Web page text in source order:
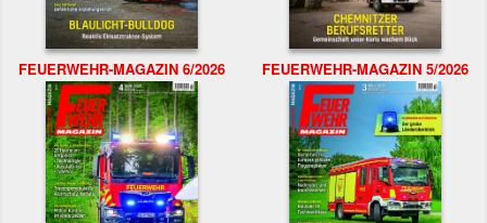
FEUERWEHR-MAGAZIN 6/2026 FEUERWEHR-MAGAZIN 5/2026